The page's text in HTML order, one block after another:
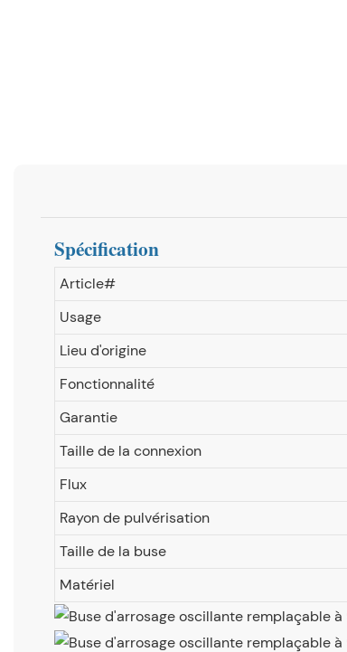
Spécification
Article#
Usage
Lieu d'origine
Fonctionnalité
Garantie
Taille de la connexion
Flux
Rayon de pulvérisation
Taille de la buse
Matériel